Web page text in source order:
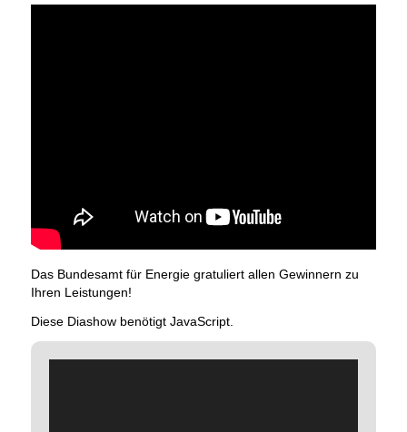
Das Bundesamt für Energie gratuliert allen Gewinnern zu
Ihren Leistungen!
Diese Diashow benötigt JavaScript.